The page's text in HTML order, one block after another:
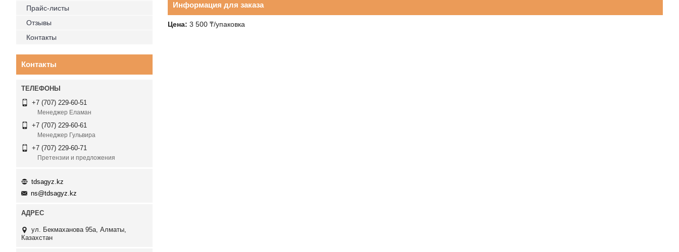
Информация для заказа
Цена: 3 500 ₸/упаковка
Прайс-листы
Отзывы
Контакты
Контакты
+7 (707) 229-60-51
Менеджер Еламан
+7 (707) 229-60-61
Менеджер Гульвира
+7 (707) 229-60-71
Претензии и предложения
tdsagyz.kz
ns@tdsagyz.kz
ул. Бекмаханова 95а, Алматы,
Казахстан